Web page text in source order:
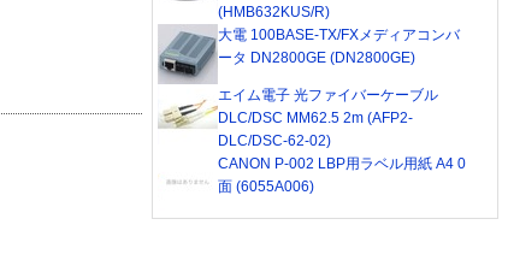
(HMB632KUS/R)
大電 100BASE-TX/FXメディアコンバ
ータ DN2800GE (DN2800GE)
エイム電子 光ファイバーケーブル
DLC/DSC MM62.5 2m (AFP2-
DLC/DSC-62-02)
CANON P-002 LBP用ラベル用紙 A4 0
面 (6055A006)